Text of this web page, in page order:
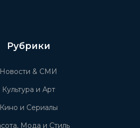
Рубрики
Новости & СМИ
Культура и Арт
Кино и Сериалы
Мода и Стиль